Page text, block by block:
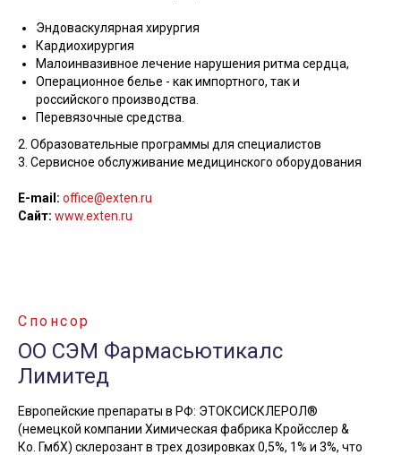
Эндоваскулярная хирургия
Кардиохирургия
Малоинвазивное лечение нарушения ритма сердца,
Операционное белье - как импортного, так и
российского производства.
Перевязочные средства.
2. Образовательные программы для специалистов
3. Сервисное обслуживание медицинского оборудования
E-mail: office@exten.ru
Сайт: www.exten.ru
Спонсор
ОО СЭМ Фармасьютикалс
Лимитед
Европейские препараты в РФ: ЭТОКСИСКЛЕРОЛ®
(немецкой компании Химическая фабрика Кройсслер &
Ко. ГмбХ) склерозант в трех дозировках 0,5%, 1% и 3%, что